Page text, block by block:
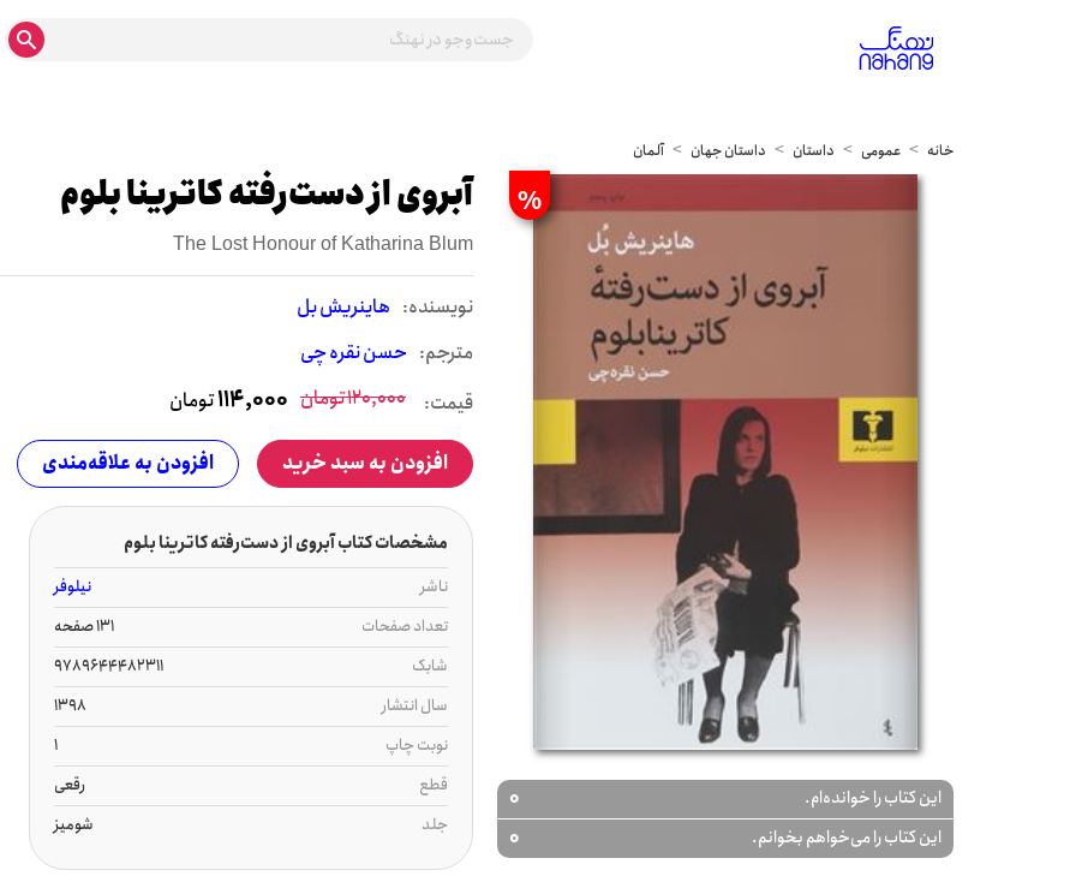
خانه عمومی داستان داستان جهان آلمان
%
این کتاب را خوانده‌ام. 0
این کتاب را می‌خواهم بخوانم. 0
آبروی از دست‌رفته کاترینا بلوم
The Lost Honour of Katharina Blum
نويسنده: هاینریش بل
مترجم: حسن نقره چی
قیمت: 120,000تومان 114,000تومان
افزودن به سبد خرید افزودن به علاقه‌مندی
مشخصات کتاب آبروی از دست‌رفته کاترینا بلوم
ناشر
نیلوفر
تعداد صفحات
131 صفحه
شابک
9789644482311
سال انتشار
1398
نوبت چاپ
1
قطع
رقعی
جلد
شومیز